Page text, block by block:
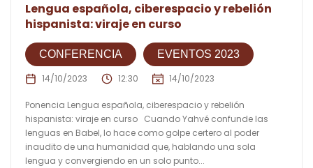
Lengua española, ciberespacio y rebelión
hispanista: viraje en curso
CONFERENCIA EVENTOS 2023
14/10/2023 12:30 14/10/2023
Ponencia Lengua española, ciberespacio y rebelión
hispanista: viraje en curso Cuando Yahvé confunde las
lenguas en Babel, lo hace como golpe certero al poder
inaudito de una humanidad que, hablando una sola
lengua y convergiendo en un solo punto...